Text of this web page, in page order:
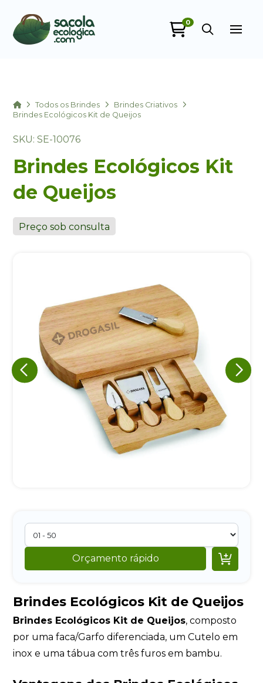
0
HomeTodos os Brindes
Brindes Criativos
Brindes Ecológicos Kit de Queijos
SKU: SE-10076
Brindes Ecológicos Kit
de Queijos
Preço sob consulta
Orçamento rápido 
Brindes Ecológicos Kit de Queijos
Brindes Ecológicos Kit de Queijos, composto
por uma faca/Garfo diferenciada, um Cutelo em
inox e uma tábua com três furos em bambu.
Eu concordo em receber comunicações.
A nossa empresa está comprometida a proteger e respeitar
sua privacidade, utilizaremos seus dados apenas para fins
de marketing. Você pode alterar suas preferências a
qualquer momento.
Iniciar conversa